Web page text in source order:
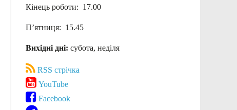
Кінець роботи: 17.00
П’ятниця: 15.45
Вихідні дні: субота, неділя
RSS стрічка
YouTube
Facebook